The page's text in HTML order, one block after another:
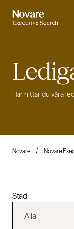
Här hittar du våra
Novare Novare
Stad